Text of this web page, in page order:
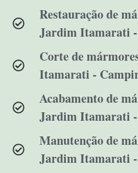
Restauração de
Jardim Itamarati -
Corte de
Itamarati -
Acabamento de
Jardim Itamarati -
Manutenção de
Jardim Itamarati -